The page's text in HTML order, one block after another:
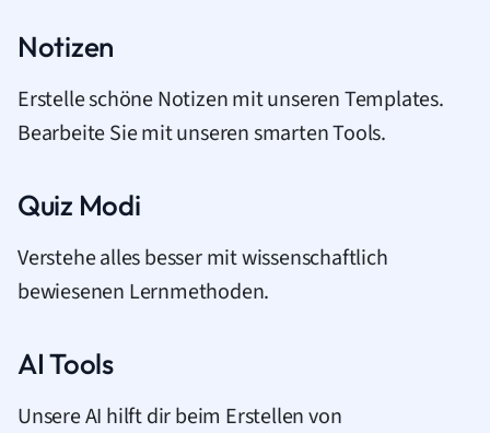
Notizen
Erstelle schöne Notizen mit unseren Templates.
Bearbeite Sie mit unseren smarten Tools.
Quiz Modi
Verstehe alles besser mit wissenschaftlich
bewiesenen Lernmethoden.
AI Tools
Unsere AI hilft dir beim Erstellen von